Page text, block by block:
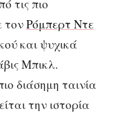
τις πιο
τονΡόμπερτ Ντε
και ψυχικά
Μπικλ.
διάσημη ταινία
την ιστορία